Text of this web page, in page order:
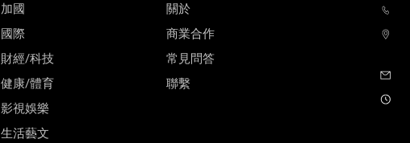
加國
國際
財經/科技
健康/體育
影視娛樂
生活藝文
關於
商業合作
常見問答
聯繫